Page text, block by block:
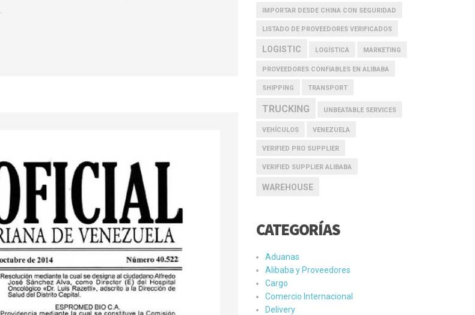
IMPORTAR DESDE CHINA CON SEGURIDAD
LISTADO DE PROVEEDORES VERIFICADOS
LOGISTIC LOGÍSTICA MARKETING
PROVEEDORES CONFIABLES EN ALIBABA
SHIPPING TRANSPORT
TRUCKING UNBEATABLE SERVICES
VEHÍCULOS VENEZUELA
VERIFIED PRO SUPPLIER
VERIFIED SUPPLIER ALIBABA
WAREHOUSE
CATEGORÍAS
Aduanas
Alibaba y Proveedores
Cargo
Comercio Internacional
Delivery